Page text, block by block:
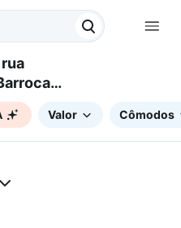
Valor Cômodos